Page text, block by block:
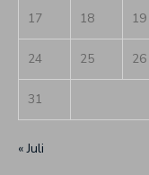
17 18 19
24 25 26
31
« Juli